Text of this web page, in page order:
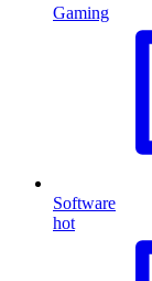
Gaming
Software
hot